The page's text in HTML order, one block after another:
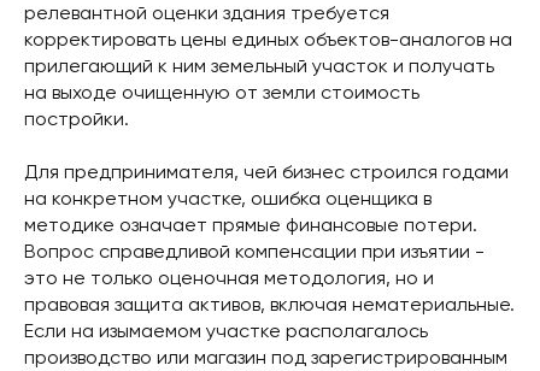
релевантной оценки здания требуется
корректировать цены единых объектов-аналогов на
прилегающий к ним земельный участок и получать
на выходе очищенную от земли стоимость
постройки.
Для предпринимателя, чей бизнес строился годами
на конкретном участке, ошибка оценщика в
методике означает прямые финансовые потери.
Вопрос справедливой компенсации при изъятии -
это не только оценочная методология, но и
правовая защита активов, включая нематериальные.
Если на изымаемом участке располагалось
производство или магазин под зарегистрированным